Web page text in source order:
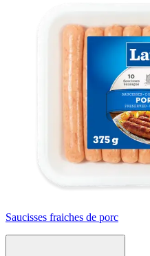
Saucisses fraiches de porc